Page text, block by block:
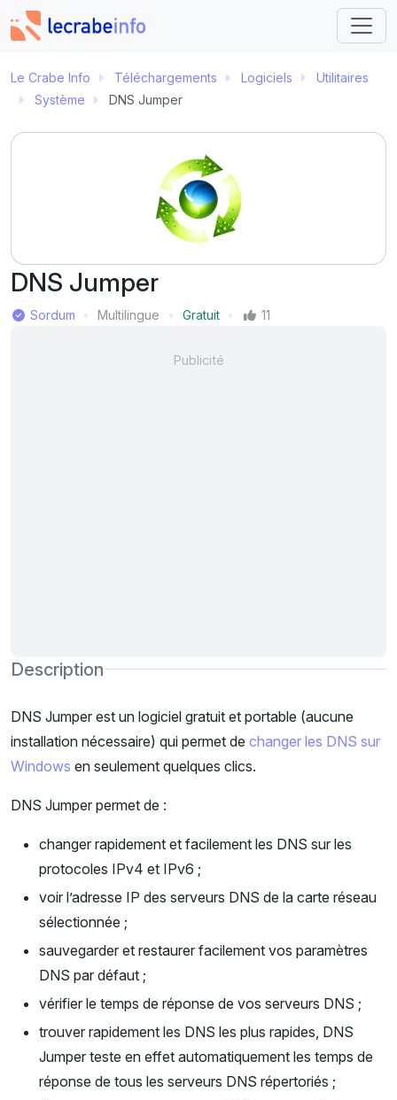
Le Crabe Info Téléchargements Logiciels
Utilitaires
Système
DNS Jumper
DNS Jumper
Éditeur
Sordum
Multilingue
Gratuit
11
Description
DNS Jumper est un logiciel gratuit et portable (aucune
installation nécessaire) qui permet de changer les DNS sur
Windows en seulement quelques clics.
DNS Jumper permet de :
changer rapidement et facilement les DNS sur les
protocoles IPv4 et IPv6 ;
voir l’adresse IP des serveurs DNS de la carte réseau
sélectionnée ;
sauvegarder et restaurer facilement vos paramètres
DNS par défaut ;
vérifier le temps de réponse de vos serveurs DNS ;
trouver rapidement les DNS les plus rapides, DNS
Jumper teste en effet automatiquement les temps de
réponse de tous les serveurs DNS répertoriés ;